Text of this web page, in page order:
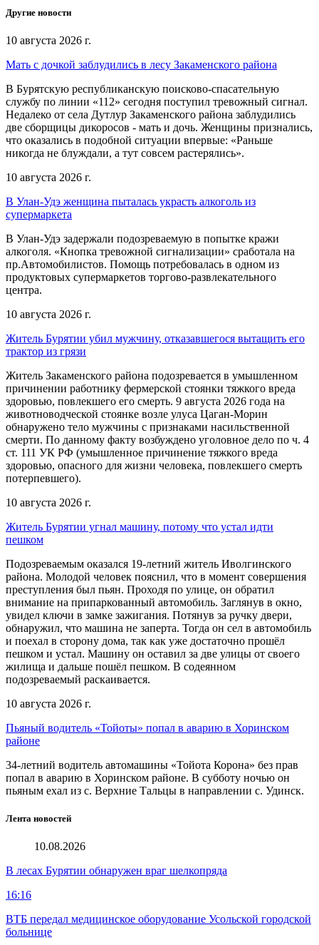
Другие новости
10 августа 2026 г.
Мать с дочкой заблудились в лесу Закаменского района
В Бурятскую республиканскую поисково-спасательную
службу по линии «112» сегодня поступил тревожный сигнал.
Недалеко от села Дутлур Закаменского района заблудились
две сборщицы дикоросов - мать и дочь. Женщины признались,
что оказались в подобной ситуации впервые: «Раньше
никогда не блуждали, а тут совсем растерялись».
10 августа 2026 г.
В Улан-Удэ женщина пыталась украсть алкоголь из
супермаркета
В Улан-Удэ задержали подозреваемую в попытке кражи
алкоголя. «Кнопка тревожной сигнализации» сработала на
пр.Автомобилистов. Помощь потребовалась в одном из
продуктовых супермаркетов торгово-развлекательного
центра.
10 августа 2026 г.
Житель Бурятии убил мужчину, отказавшегося вытащить его
трактор из грязи
Житель Закаменского района подозревается в умышленном
причинении работнику фермерской стоянки тяжкого вреда
здоровью, повлекшего его смерть. 9 августа 2026 года на
животноводческой стоянке возле улуса Цаган-Морин
обнаружено тело мужчины с признаками насильственной
смерти. По данному факту возбуждено уголовное дело по ч. 4
ст. 111 УК РФ (умышленное причинение тяжкого вреда
здоровью, опасного для жизни человека, повлекшего смерть
потерпевшего).
10 августа 2026 г.
Житель Бурятии угнал машину, потому что устал идти
пешком
Подозреваемым оказался 19-летний житель Иволгинского
района. Молодой человек пояснил, что в момент совершения
преступления был пьян. Проходя по улице, он обратил
внимание на припаркованный автомобиль. Заглянув в окно,
увидел ключи в замке зажигания. Потянув за ручку двери,
обнаружил, что машина не заперта. Тогда он сел в автомобиль
и поехал в сторону дома, так как уже достаточно прошёл
пешком и устал. Машину он оставил за две улицы от своего
жилища и дальше пошёл пешком. В содеянном
подозреваемый раскаивается.
10 августа 2026 г.
Пьяный водитель «Тойоты» попал в аварию в Хоринском
районе
34-летний водитель автомашины «Тойота Корона» без прав
попал в аварию в Хоринском районе. В субботу ночью он
пьяным ехал из с. Верхние Тальцы в направлении с. Удинск.
Лента новостей
10.08.2026
В лесах Бурятии обнаружен враг шелкопряда
16:16
ВТБ передал медицинское оборудование Усольской городской
больнице